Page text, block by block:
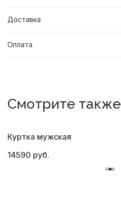
Доставка
Оплата
Смотрите также
Куртка мужская
14590 руб.